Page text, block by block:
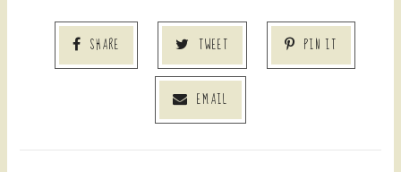
SHARE TWEET PIN IT
EMAIL